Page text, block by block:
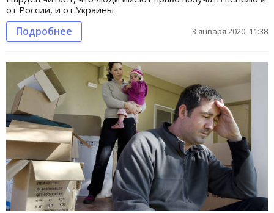
от России, и от Украины
Подробнее 3 января 2020, 11:38